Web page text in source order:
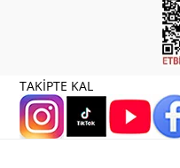
TAKİPTE KAL